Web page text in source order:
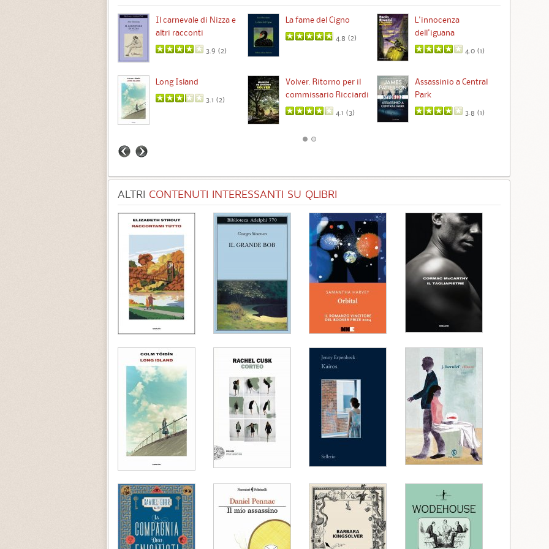
Il carnevale di Nizza e
altri racconti
3.9 (2)
La fame del Cigno
4.8 (2)
L'innocenza
dell'iguana
4.0 (1)
Long Island
3.1 (2)
Volver. Ritorno per il
commissario Ricciardi
4.1 (3)
Assassinio a Central
Park
3.8 (1)
ALTRI CONTENUTI INTERESSANTI SU QLIBRI